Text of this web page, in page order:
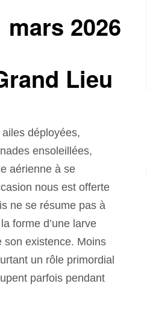
2026
Lieu
déployées,
ensoleillées,
aérienne à se
nous est offerte
ne se résume pas à
forme d’une larve
son existence. Moins
un rôle primordial
parfois pendant